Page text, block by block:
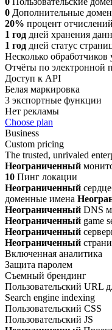
0 Дополнительные
20% процент отчислений
1 год дней хранения
1 год дней статус
Несколько
Отчёты по электронной
Доступ к API
Белая маркировка
3 экспортные функции
Нет рекламы
Choose plan
Business
Custom pricing
The trusted, unrivaled
Неограниченный
10 Пинг локации
Неограниченный
доменные имена
Неограниченный DNS
Неограниченный game
Неограниченный
Неограниченный
Включенная аналитика
Защита паролем
Съемный брендинг
Пользовательский URL
Search engine indexing
Пользовательский CSS
Пользовательский JS